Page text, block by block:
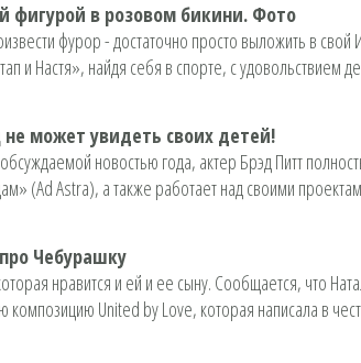
фигурой в розовом бикини. Фото
фурор - достаточно просто выложить в
и Настя», найдя себя в спорте, с удовольствием
может увидеть своих детей!
новостью года, актер Брэд Питт
(Ad Astra), а также работает над своими
Чебурашку
нравится и ей и ее сыну. Сообщается, что
композицию United by Love, которая написала в